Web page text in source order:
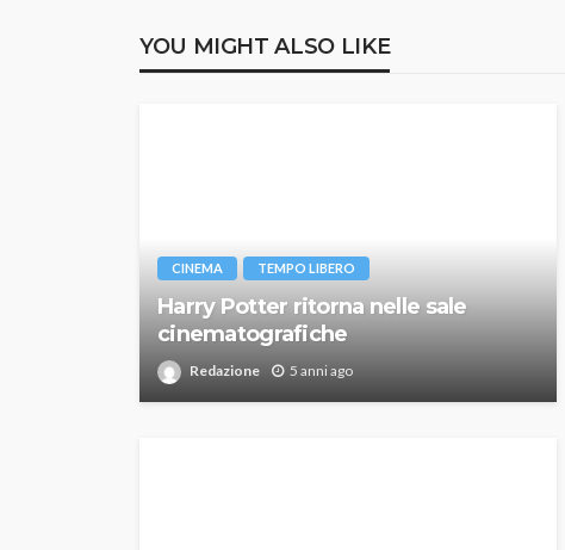
YOU MIGHT ALSO LIKE
CINEMA TEMPO LIBERO
Harry Potter ritorna nelle sale
cinematografiche
Redazione 5 anni ago